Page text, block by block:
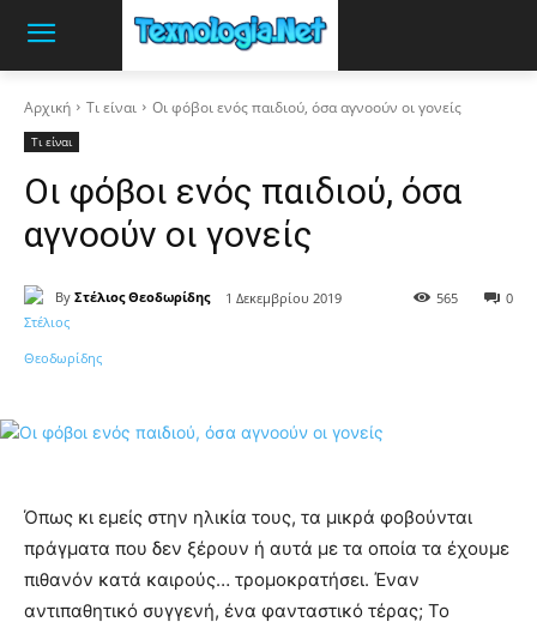
Αρχική Τι είναι Οι φόβοι ενός παιδιού, όσα αγνοούν οι γονείς
Τι είναι
Οι φόβοι ενός παιδιού, όσα
αγνοούν οι γονείς
By Στέλιος Θεοδωρίδης 1 Δεκεμβρίου 2019 0
565
Όπως κι εμείς στην ηλικία τους, τα μικρά φοβούνται
πράγματα που δεν ξέρουν ή αυτά με τα οποία τα έχουμε
πιθανόν κατά καιρούς… τρομοκρατήσει. Έναν
αντιπαθητικό συγγενή, ένα φανταστικό τέρας; Το